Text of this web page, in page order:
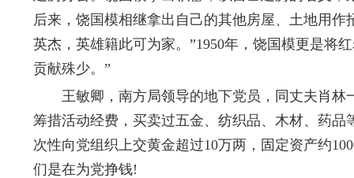
后来，饶国模相继拿出自己的其他房屋、土地用
英杰，英雄籍此可为家。”1950年，饶国模更是将
贡献殊少。”
王敏卿，南方局领导的地下党员，同丈夫肖林
筹措活动经费，买卖过五金、纺织品、木材、药品
次性向党组织上交黄金超过10万两，固定资产约
们是在为党挣钱!